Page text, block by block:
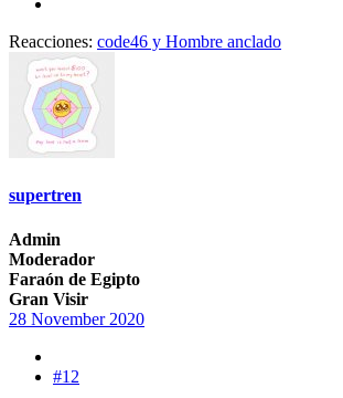
Reacciones: code46 y Hombre anclado
supertren
Admin
Moderador
Faraón de Egipto
Gran Visir
28 November 2020
#12